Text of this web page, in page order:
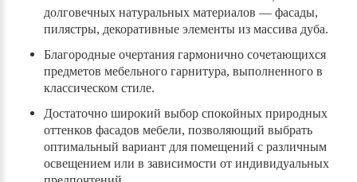
долговечных натуральных материалов — фасады,
пилястры, декоративные элементы из массива дуба.
Благородные очертания гармонично сочетающихся
предметов мебельного гарнитура, выполненного в
классическом стиле.
Достаточно широкий выбор спокойных природных
оттенков фасадов мебели, позволяющий выбрать
оптимальный вариант для помещений с различным
освещением или в зависимости от индивидуальных